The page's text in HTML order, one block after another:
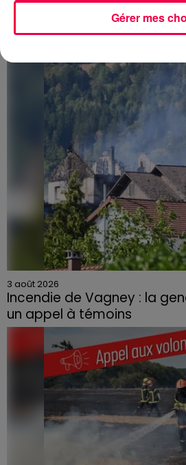
3 août 2026
PRÉVIFEUX : "il faut avoir
dans les Vosges
3 août 2026
Incendie de Vagney : la
un appel à témoins
Le feu, parti d'une haie avant de
quartier résidentiel, avait détruit
contraint à l'évacuation d'une
Gérer mes